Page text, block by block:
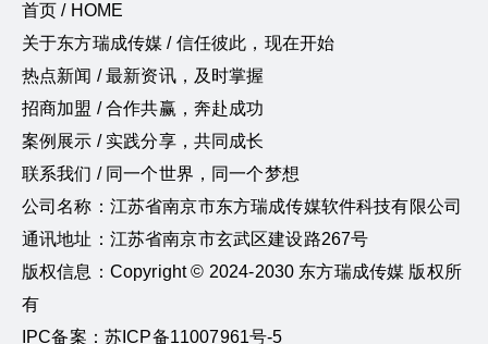
首页 / HOME
关于东方瑞成传媒 / 信任彼此，现在开始
热点新闻 / 最新资讯，及时掌握
招商加盟 / 合作共赢，奔赴成功
案例展示 / 实践分享，共同成长
联系我们 / 同一个世界，同一个梦想
公司名称：江苏省南京市东方瑞成传媒软件科技有限公司
通讯地址：江苏省南京市玄武区建设路267号
版权信息：Copyright © 2024-2030 东方瑞成传媒 版权所
有
IPC备案：苏ICP备11007961号-5